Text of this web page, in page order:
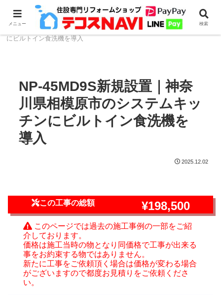
ホーム 食器洗浄機のリフォーム・取付
NP-45シリー
ズ
NP-45MD9S新規設置｜神奈川県相模原市のシステムキッチン
にビルトイン食洗機を導入
NP-45MD9S新規設置｜神奈
川県相模原市のシステムキッ
チンにビルトイン食洗機を
導入
2025.12.02
この工事の総額 ¥198,500
このページでは過去の施工事例の一部をご紹
介しております。
価格は施工当時の物となり同価格で工事が出来る
事をお約束する物ではありません。
新たに工事をご依頼頂く場合は価格が変わる場合
がございますので都度お見積りをご依頼くださ
い。
メニュー 検索